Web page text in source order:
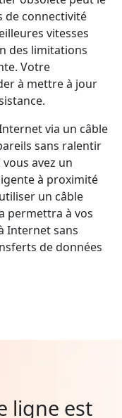
de connectivité
vitesses
des limitations
Votre
à mettre à jour
via un câble
sans ralentir
avez un
à proximité
un câble
permettra à vos
Internet sans
de données
ligne est